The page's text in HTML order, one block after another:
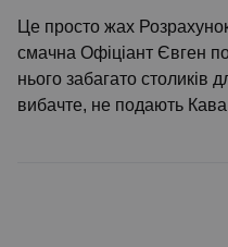
Це просто жах
смачна Офіціант Євген
нього забагато столиків
вибачте, не подають